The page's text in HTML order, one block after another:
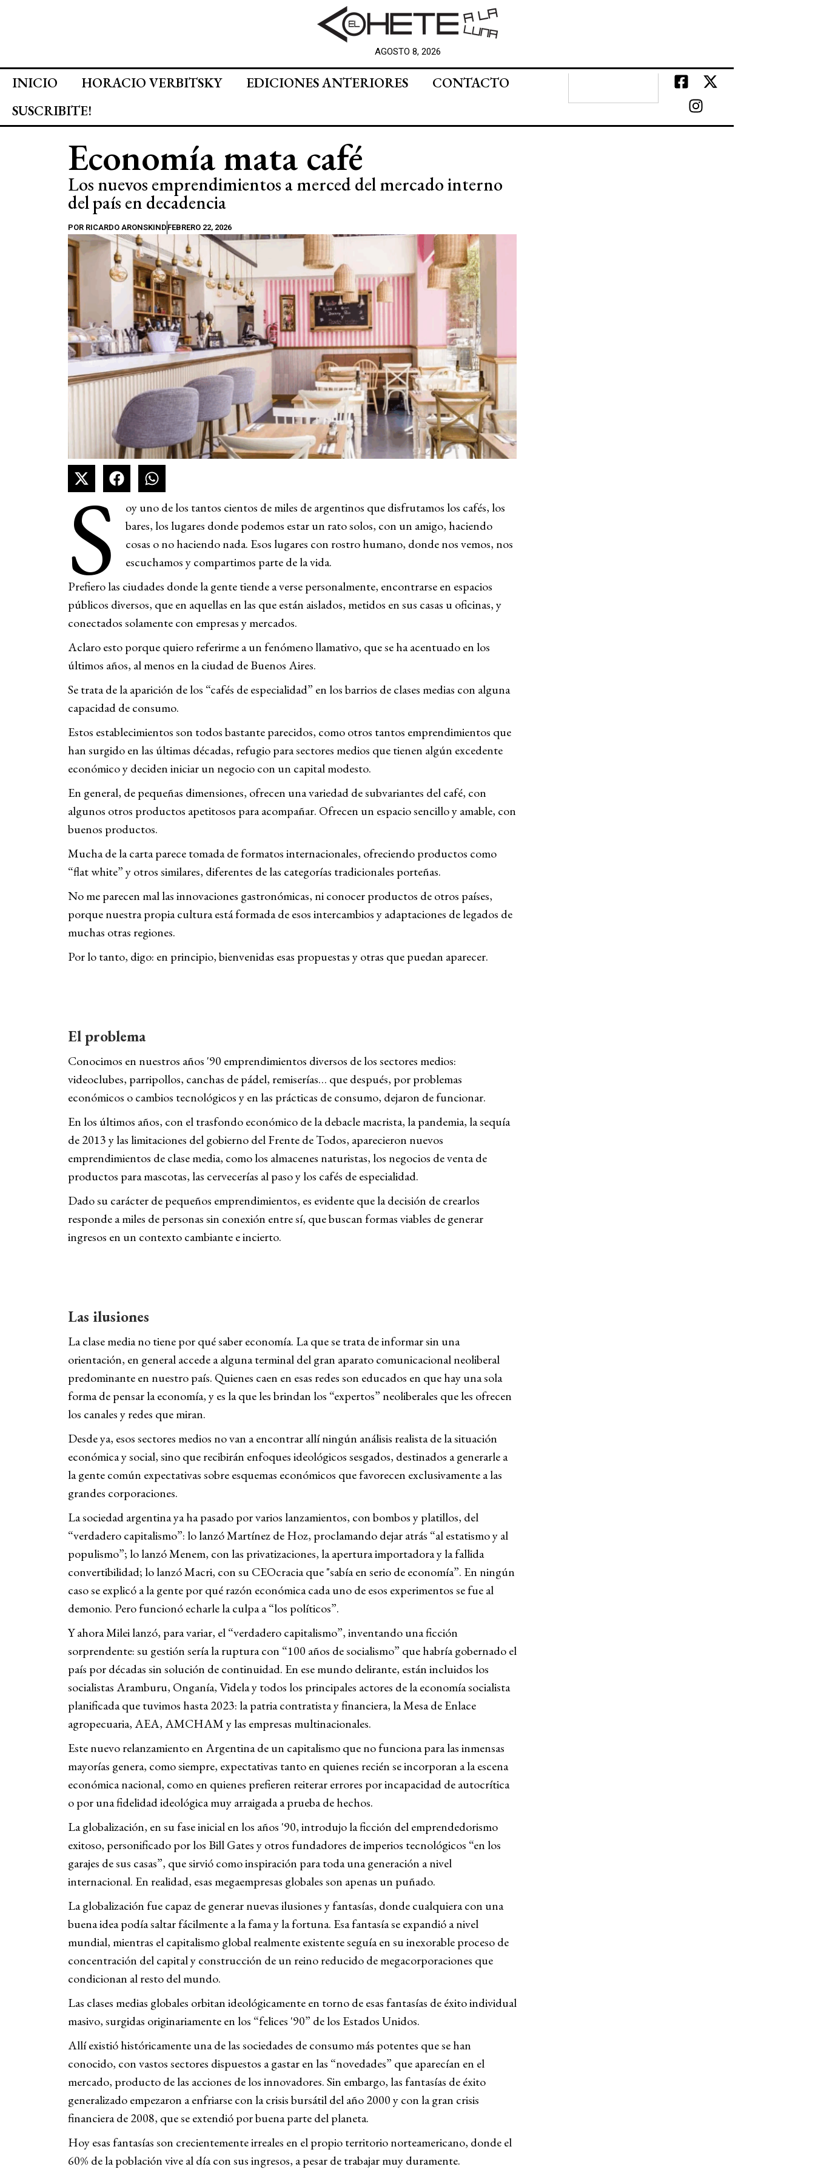
AGOSTO 8, 2026
INICIO HORACIO VERBITSKY EDICIONES ANTERIORES
CONTACTO
SUSCRIBITE!
Economía mata café
Los nuevos emprendimientos a merced del mercado interno
del país en decadencia
POR RICARDO ARONSKIND FEBRERO 22, 2026
S
oy uno de los tantos cientos de miles de argentinos que disfrutamos los cafés, los
bares, los lugares donde podemos estar un rato solos, con un amigo, haciendo
cosas o no haciendo nada. Esos lugares con rostro humano, donde nos vemos, nos
escuchamos y compartimos parte de la vida.
Prefiero las ciudades donde la gente tiende a verse personalmente, encontrarse en espacios
públicos diversos, que en aquellas en las que están aislados, metidos en sus casas u oficinas, y
conectados solamente con empresas y mercados.
Aclaro esto porque quiero referirme a un fenómeno llamativo, que se ha acentuado en los
últimos años, al menos en la ciudad de Buenos Aires.
Se trata de la aparición de los “cafés de especialidad” en los barrios de clases medias con alguna
capacidad de consumo.
Estos establecimientos son todos bastante parecidos, como otros tantos emprendimientos que
han surgido en las últimas décadas, refugio para sectores medios que tienen algún excedente
económico y deciden iniciar un negocio con un capital modesto.
En general, de pequeñas dimensiones, ofrecen una variedad de subvariantes del café, con
algunos otros productos apetitosos para acompañar. Ofrecen un espacio sencillo y amable, con
buenos productos.
Mucha de la carta parece tomada de formatos internacionales, ofreciendo productos como
“flat white” y otros similares, diferentes de las categorías tradicionales porteñas.
No me parecen mal las innovaciones gastronómicas, ni conocer productos de otros países,
porque nuestra propia cultura está formada de esos intercambios y adaptaciones de legados de
muchas otras regiones.
Por lo tanto, digo: en principio, bienvenidas esas propuestas y otras que puedan aparecer.
El problema
Conocimos en nuestros años '90 emprendimientos diversos de los sectores medios:
videoclubes, parripollos, canchas de pádel, remiserías… que después, por problemas
económicos o cambios tecnológicos y en las prácticas de consumo, dejaron de funcionar.
En los últimos años, con el trasfondo económico de la debacle macrista, la pandemia, la sequía
de 2013 y las limitaciones del gobierno del Frente de Todos, aparecieron nuevos
emprendimientos de clase media, como los almacenes naturistas, los negocios de venta de
productos para mascotas, las cervecerías al paso y los cafés de especialidad.
Dado su carácter de pequeños emprendimientos, es evidente que la decisión de crearlos
responde a miles de personas sin conexión entre sí, que buscan formas viables de generar
ingresos en un contexto cambiante e incierto.
Las ilusiones
La clase media no tiene por qué saber economía. La que se trata de informar sin una
orientación, en general accede a alguna terminal del gran aparato comunicacional neoliberal
predominante en nuestro país. Quienes caen en esas redes son educados en que hay una sola
forma de pensar la economía, y es la que les brindan los “expertos” neoliberales que les ofrecen
los canales y redes que miran.
Desde ya, esos sectores medios no van a encontrar allí ningún análisis realista de la situación
económica y social, sino que recibirán enfoques ideológicos sesgados, destinados a generarle a
la gente común expectativas sobre esquemas económicos que favorecen exclusivamente a las
grandes corporaciones.
La sociedad argentina ya ha pasado por varios lanzamientos, con bombos y platillos, del
“verdadero capitalismo”: lo lanzó Martínez de Hoz, proclamando dejar atrás “al estatismo y al
populismo”; lo lanzó Menem, con las privatizaciones, la apertura importadora y la fallida
convertibilidad; lo lanzó Macri, con su CEOcracia que "sabía en serio de economía”. En ningún
caso se explicó a la gente por qué razón económica cada uno de esos experimentos se fue al
demonio. Pero funcionó echarle la culpa a “los políticos”.
Y ahora Milei lanzó, para variar, el “verdadero capitalismo”, inventando una ficción
sorprendente: su gestión sería la ruptura con “100 años de socialismo” que habría gobernado el
país por décadas sin solución de continuidad. En ese mundo delirante, están incluidos los
socialistas Aramburu, Onganía, Videla y todos los principales actores de la economía socialista
planificada que tuvimos hasta 2023: la patria contratista y financiera, la Mesa de Enlace
agropecuaria, AEA, AMCHAM y las empresas multinacionales.
Este nuevo relanzamiento en Argentina de un capitalismo que no funciona para las inmensas
mayorías genera, como siempre, expectativas tanto en quienes recién se incorporan a la escena
económica nacional, como en quienes prefieren reiterar errores por incapacidad de autocrítica
o por una fidelidad ideológica muy arraigada a prueba de hechos.
La globalización, en su fase inicial en los años '90, introdujo la ficción del emprendedorismo
exitoso, personificado por los Bill Gates y otros fundadores de imperios tecnológicos “en los
garajes de sus casas”, que sirvió como inspiración para toda una generación a nivel
internacional. En realidad, esas megaempresas globales son apenas un puñado.
La globalización fue capaz de generar nuevas ilusiones y fantasías, donde cualquiera con una
buena idea podía saltar fácilmente a la fama y la fortuna. Esa fantasía se expandió a nivel
mundial, mientras el capitalismo global realmente existente seguía en su inexorable proceso de
concentración del capital y construcción de un reino reducido de megacorporaciones que
condicionan al resto del mundo.
Las clases medias globales orbitan ideológicamente en torno de esas fantasías de éxito individual
masivo, surgidas originariamente en los “felices '90” de los Estados Unidos.
Allí existió históricamente una de las sociedades de consumo más potentes que se han
conocido, con vastos sectores dispuestos a gastar en las “novedades” que aparecían en el
mercado, producto de las acciones de los innovadores. Sin embargo, las fantasías de éxito
generalizado empezaron a enfriarse con la crisis bursátil del año 2000 y con la gran crisis
financiera de 2008, que se extendió por buena parte del planeta.
Hoy esas fantasías son crecientemente irreales en el propio territorio norteamericano, donde el
60% de la población vive al día con sus ingresos, a pesar de trabajar muy duramente.